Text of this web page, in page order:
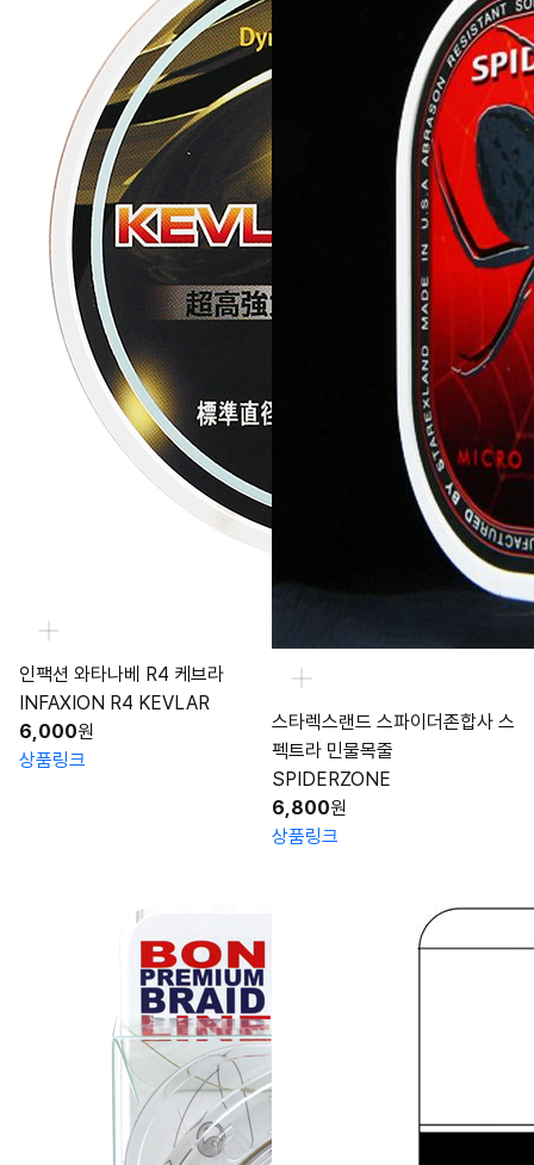
인팩션 와타나베 R4 케브라
INFAXION R4 KEVLAR
6,000원
상품링크
스타렉스랜드 스파이더존합사 스
펙트라 민물목줄
SPIDERZONE
6,800원
상품링크